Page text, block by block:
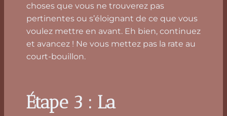
choses que vous ne trouverez pas
pertinentes ou s’éloignant de ce que vous
voulez mettre en avant. Eh bien, continuez
et avancez ! Ne vous mettez pas la rate au
court-bouillon.
Étape 3 : La